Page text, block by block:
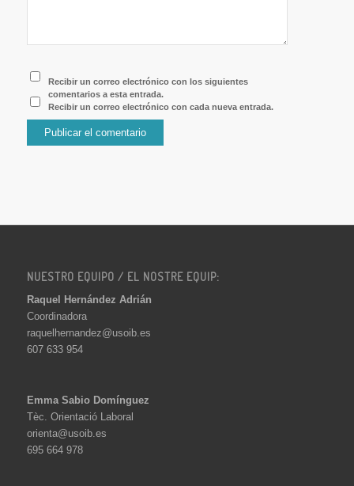
Recibir un correo electrónico con los siguientes
comentarios a esta entrada.
Recibir un correo electrónico con cada nueva entrada.
NUESTRO EQUIPO / EL NOSTRE EQUIP:
Raquel Hernández Adrián
Coordinadora
raquelhernandez@usoib.es
607 633 954
Emma Sabio Domínguez
Tèc. Orientació Laboral
orienta@usoib.es
695 664 978